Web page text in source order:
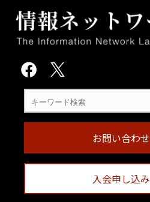
お問い合わせ
入会申し込み